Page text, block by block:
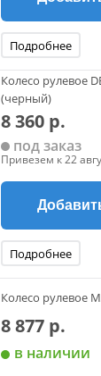
Подробнее
Колесо рулевое
(черный)
8 360 р.
под заказ
Привезем к 22
Подробнее
Колесо рулевое
8 877 р.
в наличии